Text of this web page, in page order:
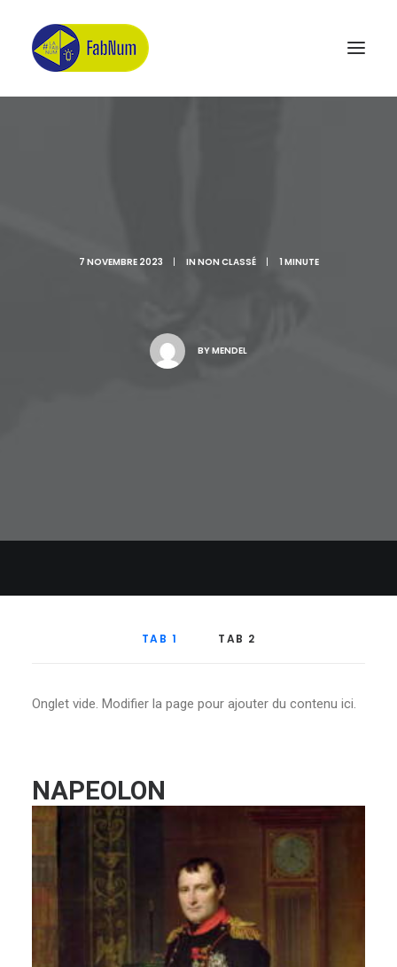
7 NOVEMBRE 2023 | IN NON CLASSÉ | 1 MINUTE
BYMENDEL
TAB 1 TAB 2
Onglet vide. Modifier la page pour ajouter du contenu ici.
NAPEOLON